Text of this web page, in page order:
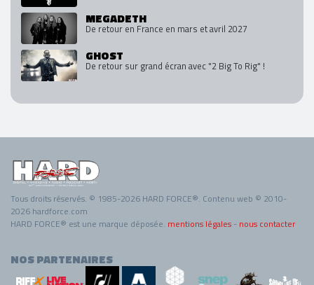
MEGADETH
De retour en France en mars et avril 2027
GHOST
De retour sur grand écran avec "2 Big To Rig" !
Tous droits réservés. © 1985-2026 HARD FORCE®. Contenu web © 2010-
2026 hardforce.com
HARD FORCE® est une marque déposée. mentions légales - nous contacter
NOS PARTENAIRES